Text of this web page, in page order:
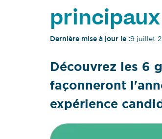
Dernière mise à jour le :9 juillet
Découvrez les 6
façonneront
expérience